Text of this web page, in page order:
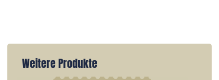
Weitere Produkte